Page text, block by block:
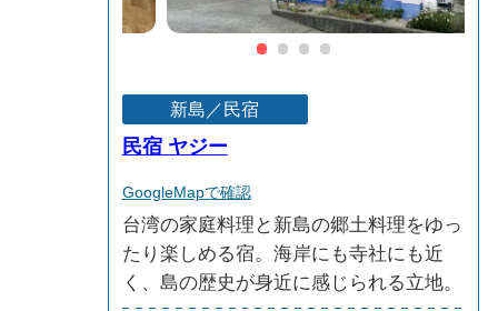
新島／民宿
民宿 ヤジー
GoogleMapで確認
台湾の家庭料理と新島の郷土料理をゆっ
たり楽しめる宿。海岸にも寺社にも近
く、島の歴史が身近に感じられる立地。